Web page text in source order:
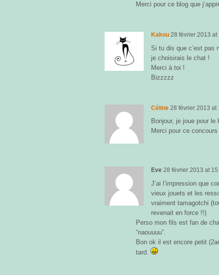
Merci pour ce blog que
Kakou 28 février 2013 at
Si tu dis que c’est pas
je choisirais le chat !
Merci à toi !
Bizzzzz
Céline 28 février 2013 at
Bonjour, je joue pour
Merci pour ce
Eve 28 février 2013 at
J’ai l’impression que
vieux jouets et les
vraiment tamagotchi
revenait en force !!)
Perso mon fils est fan de
“naouuuu”.
Bon ok il est encore petit
tard.